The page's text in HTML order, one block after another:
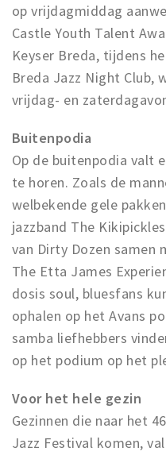
op vrijdagmiddag
Castle Youth Talent
Keyser Breda, tijdens
Breda Jazz Night Club,
vrijdag- en
Buitenpodia
Op de buitenpodia valt
te horen. Zoals de
welbekende gele
jazzband The
van Dirty Dozen samen
The Etta James
dosis soul, bluesfans
ophalen op het Avans
samba liefhebbers
op het podium op het
Voor het hele gezin
Gezinnen die naar het
Jazz Festival komen,